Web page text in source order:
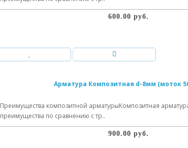
600.00 руб.
Арматура Композитная d-8мм (моток
Преимущества композитной арматурыКомпозитная
преимущества по сравнению с тр..
900.00 руб.